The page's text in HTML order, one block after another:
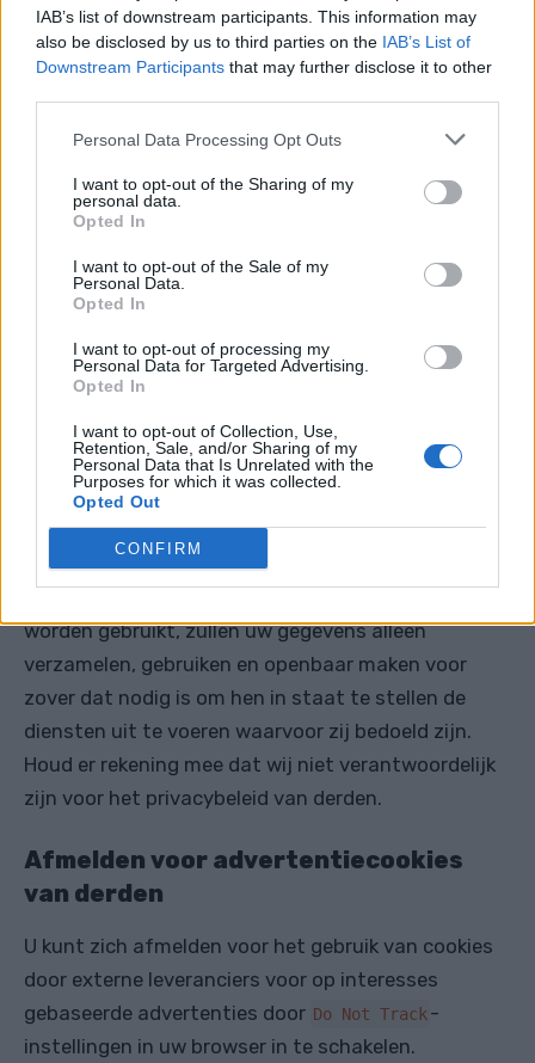
IAB’s list of downstream participants. This information may
also be disclosed by us to third parties on the IAB’s List of
Downstream Participants that may further disclose it to other
Personal Data Processing Opt Outs
I want to opt-out of the Sharing of my
personal data.
Opted In
I want to opt-out of the Sale of my
Personal Data.
Opted In
I want to opt-out of processing my
Personal Data for Targeted Advertising.
Opted In
I want to opt-out of Collection, Use,
Retention, Sale, and/or Sharing of my
Personal Data that Is Unrelated with the
Purposes for which it was collected.
Opted Out
CONFIRM
Koekjes
apparaat waarmee u de website bezoekt. We
gebruiken cookies om uw voorkeuren bij te houden
(bijvoorbeeld de themamodus) en de activiteit op
de site te volgen.
De meeste browsers accepteren cookies
automatisch. U kunt deze instelling in uw browser
Diensten van derden
Deautomotorproblemen.nlkan links bevatten naar
andere websites die geen eigendom zijn van
worden gebruikt, zullen uw gegevens alleen
verzamelen, gebruiken en openbaar maken voor
zover dat nodig is om hen in staat te stellen de
diensten uit te voeren waarvoor zij bedoeld zijn.
Houd er rekening mee dat wij niet verantwoordelijk
zijn voor het privacybeleid van derden.
Afmelden voor advertentiecookies
van derden
U kunt zich afmelden voor het gebruik van cookies
door externe leveranciers voor op interesses
gebaseerde advertenties door Do Not Track -
instellingen in uw browser in te schakelen.